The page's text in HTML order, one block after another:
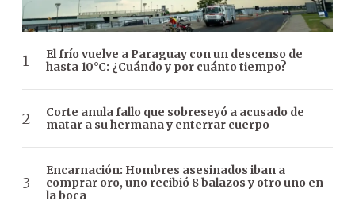
El frío vuelve a Paraguay con un descenso de
hasta 10°C: ¿Cuándo y por cuánto tiempo?
Corte anula fallo que sobreseyó a acusado de
matar a su hermana y enterrar cuerpo
Encarnación: Hombres asesinados iban a
comprar oro, uno recibió 8 balazos y otro uno en
la boca